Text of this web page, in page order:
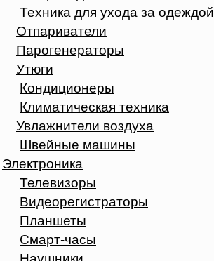
Техника для ухода за одеждой
Отпариватели
Парогенераторы
Утюги
Кондиционеры
Климатическая техника
Увлажнители воздуха
Швейные машины
Электроника
Телевизоры
Видеорегистраторы
Планшеты
Смарт-часы
Наушники